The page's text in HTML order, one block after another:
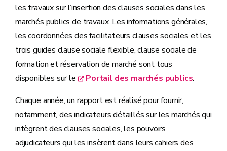
les travaux sur l’insertion des clauses sociales dans les
marchés publics de travaux. Les informations générales,
les coordonnées des facilitateurs clauses sociales et les
trois guides clause sociale flexible, clause sociale de
formation et réservation de marché sont tous
disponibles sur le
Portail des marchés publics.
Chaque année, un rapport est réalisé pour fournir,
notamment, des indicateurs détaillés sur les marchés qui
intègrent des clauses sociales, les pouvoirs
adjudicateurs qui les insèrent dans leurs cahiers des